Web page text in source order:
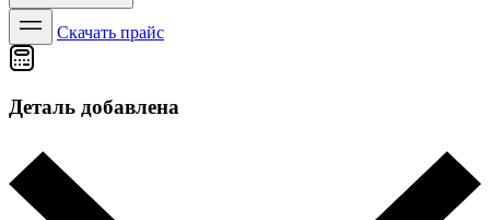
Скачать прайс
Деталь добавлена